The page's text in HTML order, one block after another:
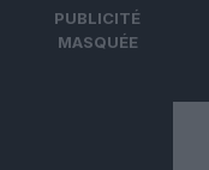
PUBLICITÉ
MASQUÉE